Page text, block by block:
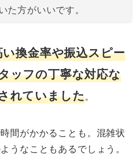
た方がいいです。
い換金率や振込スピー
ッフの丁寧な対応な
れていました。
間がかかることも。混雑状
うなこともあるでしょう。